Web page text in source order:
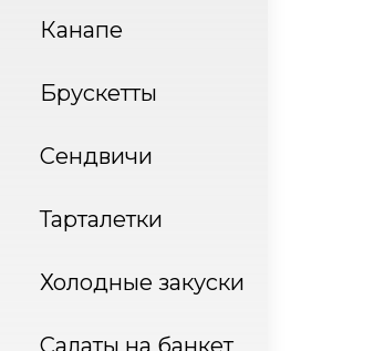
Канапе
Брускетты
Сендвичи
Тарталетки
Холодные закуски
Салаты на банкет